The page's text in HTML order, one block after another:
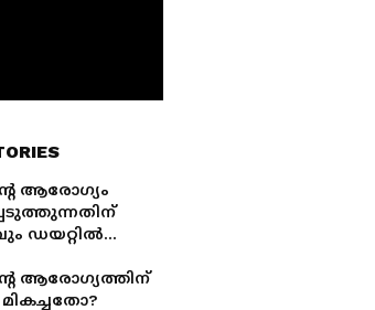
ആരോഗ്യം
ഡയറ്റിൽ
ആരോഗ്യത്തിന്
മികച്ചതോ?